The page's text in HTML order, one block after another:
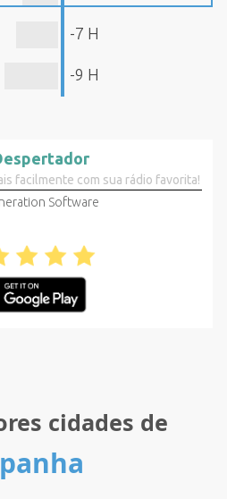
-7 H
-9 H
facilmente com sua rádio favorita!
Software
cidades de